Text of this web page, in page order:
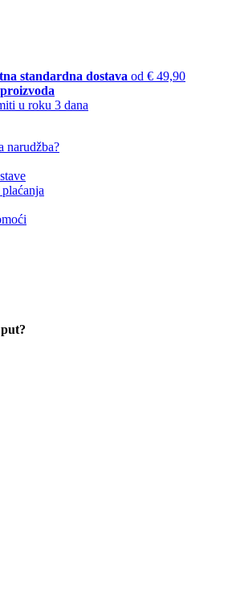
standardna dostava od € 49,90
u roku 3 dana
narudžba?